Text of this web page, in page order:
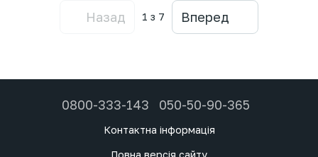
Назад 1 з 7 Вперед
0800-333-143 050-50-90-365
Контактна інформація
Повна версія сайту